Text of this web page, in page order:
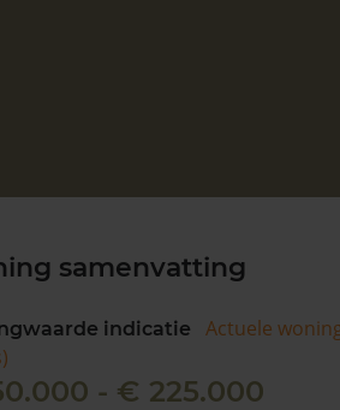
samenvatting
indicatie
Actuele
- € 225.000